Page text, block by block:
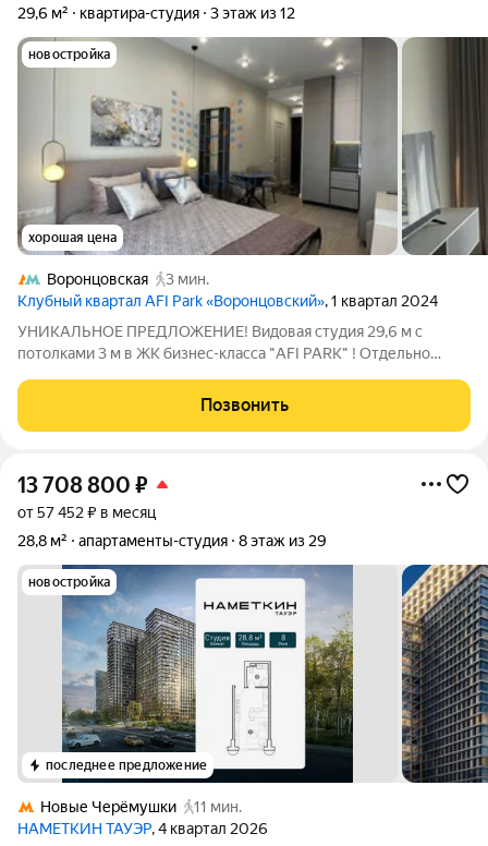
29,6 м² квартира-студия 3 этаж из 12
новостройка
хорошая цена
Воронцовская
3 мин.
Клубный квартал AFI Park «Воронцовский», 1 квартал 2024
УНИКАЛЬНОЕ ПРЕДЛОЖЕНИЕ! Видовая студия 29,6 м с
потолками 3 м в ЖК бизнес-класса "AFI PARK" ! Отдельно
соседей, собственные входные группы, парковка перед домом
и прямой спуск в подземный паркинг.
Позвонить
13 708 800 ₽
от 57 452 ₽ в месяц
28,8 м²
апартаменты-студия 8 этаж из 29
новостройка
последнее предложение
Новые Черёмушки
11 мин.
НАМЕТКИН ТАУЭР, 4 квартал 2026